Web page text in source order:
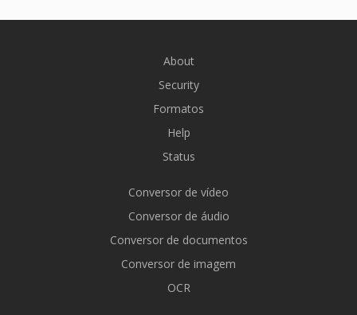
About
Security
Formatos
Help
Status
Conversor de vídeo
Conversor de áudio
Conversor de documentos
Conversor de imagem
OCR